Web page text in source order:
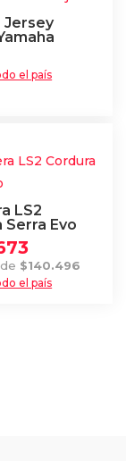
Jersey
el país
LS2
Serra Evo
el país
$140.496